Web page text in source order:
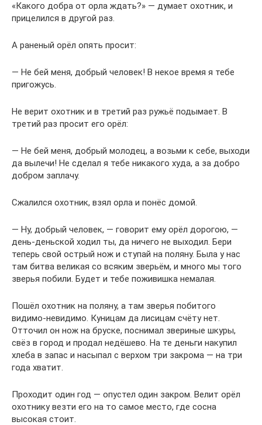
«Какого добра от орла ждать?» — думает охотник, и
прицелился в другой раз.
А раненый орёл опять просит:
— Не бей меня, добрый человек! В некое время я тебе
пригожусь.
Не верит охотник и в третий раз ружьё подымает. В
третий раз просит его орёл:
— Не бей меня, добрый молодец, а возьми к себе, выходи
да вылечи! Не сделал я тебе никакого худа, а за добро
добром заплачу.
Сжалился охотник, взял орла и понёс домой.
— Ну, добрый человек, — говорит ему орёл дорогою, —
день-деньской ходил ты, да ничего не выходил. Бери
теперь свой острый нож и ступай на поляну. Была у нас
там битва великая со всяким зверьём, и много мы того
зверья побили. Будет и тебе поживишка немалая.
Пошёл охотник на поляну, а там зверья побитого
видимо-невидимо. Куницам да лисицам счёту нет.
Отточил он нож на бруске, поснимал звериные шкуры,
свёз в город и продал недёшево. На те деньги накупил
хлеба в запас и насыпал с верхом три закрома — на три
года хватит.
Проходит один год — опустел один закром. Велит орёл
охотнику везти его на то самое место, где сосна
высокая стоит.